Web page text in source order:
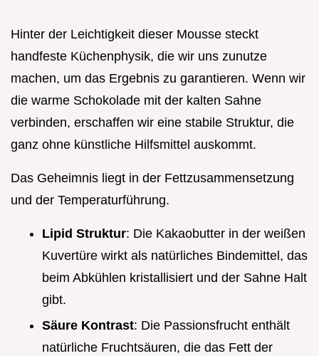
Hinter der Leichtigkeit dieser Mousse steckt
handfeste Küchenphysik, die wir uns zunutze
machen, um das Ergebnis zu garantieren. Wenn wir
die warme Schokolade mit der kalten Sahne
verbinden, erschaffen wir eine stabile Struktur, die
ganz ohne künstliche Hilfsmittel auskommt.
Das Geheimnis liegt in der Fettzusammensetzung
und der Temperaturführung.
Lipid Struktur: Die Kakaobutter in der weißen
Kuvertüre wirkt als natürliches Bindemittel, das
beim Abkühlen kristallisiert und der Sahne Halt
gibt.
Säure Kontrast: Die Passionsfrucht enthält
natürliche Fruchtsäuren, die das Fett der